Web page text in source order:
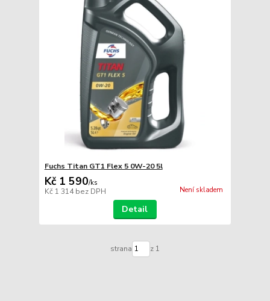
Fuchs Titan GT1 Flex 5 0W-20 5l
Kč 1 590/ks
Kč 1 314bez DPH Není skladem
Detail
strana z 1